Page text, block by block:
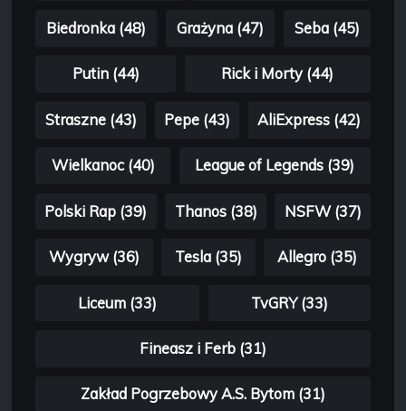
Biedronka (48) Grażyna (47) Seba (45)
Putin (44) Rick i Morty (44)
Straszne (43) Pepe (43) AliExpress (42)
Wielkanoc (40) League of Legends (39)
Polski Rap (39) Thanos (38) NSFW (37)
Wygryw (36) Tesla (35) Allegro (35)
Liceum (33) TvGRY (33)
Fineasz i Ferb (31)
Zakład Pogrzebowy A.S. Bytom (31)